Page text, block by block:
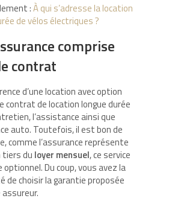
:À qui s’adresse la location
de vélos électriques ?
comprise
contrat
d’une location avec option
contrat de location longue durée
l’assistance ainsi que
auto. Toutefois, il est bon de
comme l’assurance représente
tiers du loyer mensuel, ce service
Du coup, vous avez la
de choisir la garantie proposée